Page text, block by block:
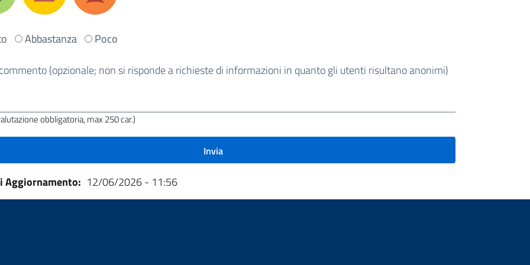
Abbastanza
Poco
(opzionale; non si risponde a richieste di informazioni in quanto gli utenti risultano anonimi)
obbligatoria, max 250 car.)
Aggiornamento 12/06/2026 - 11:56